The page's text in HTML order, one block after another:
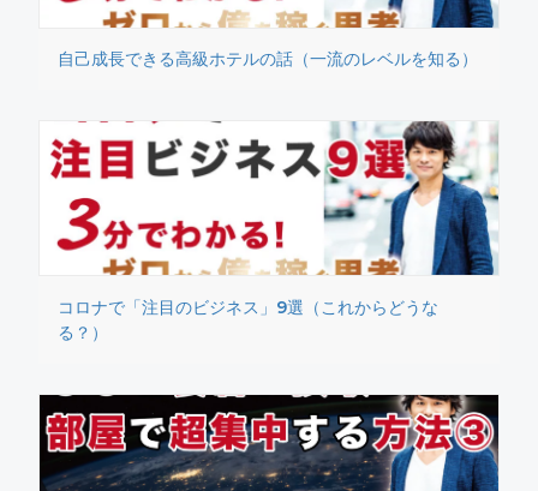
自己成長できる高級ホテルの話（一流のレベルを知る）
コロナで「注目のビジネス」9選（これからどうな
る？）